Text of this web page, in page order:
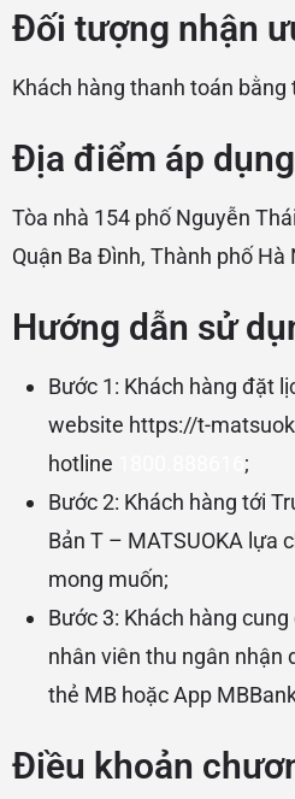
Đối tượng nhận
Khách hàng thanh toán bằng
Địa điểm áp dụng
Tòa nhà 154 phố Nguyễn
Quận Ba Đình, Thành phố Hà
Hướng dẫn sử
Bước 1: Khách hàng đặt
website https://t-
hotline
;
Bước 2: Khách hàng tới
Bản T – MATSUOKA lựa
mong muốn;
Bước 3: Khách hàng
nhân viên thu ngân nhận
thẻ MB hoặc App
Điều khoản